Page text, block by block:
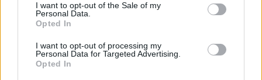
I want to opt-out of the Sale of my
Personal Data.
Opted In
I want to opt-out of processing my
Personal Data for Targeted Advertising.
Opted In
Ωρίων – Σπάνια νοσήματα
συνδέονται με μνημεία που
διαμόρφωσαν την ιστορία και το
27 Φεβρουαρίου 2026